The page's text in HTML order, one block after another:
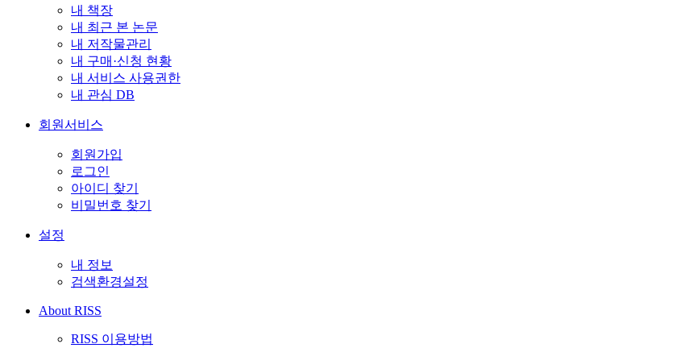
내 책장
내 최근 본 논문
내 저작물관리
내 구매·신청 현황
내 서비스 사용권한
내 관심 DB
회원서비스
회원가입
로그인
아이디 찾기
비밀번호 찾기
설정
내 정보
검색환경설정
About RISS
RISS 이용방법